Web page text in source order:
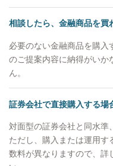
にできるパートナ
いております。 ま
談相手になれるこ
お悩みありません
いる金融商品で良
っていた担当者が
・次世代まで踏まえ
談できる人がいな
れば良いか分から
相談したら、金融商品を買
必要のない金融商品を購
のご提案内容に納得がいか
ん。
証券会社で直接購入する場
対面型の証券会社と同水準
ただし、購入または運用
数料が異なりますので、詳